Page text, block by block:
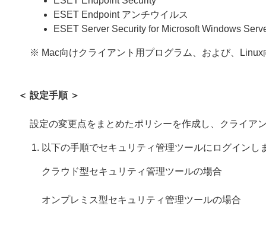
ESET Endpoint アンチウイルス
ESET Server Security for Microsoft Windows
※ Mac向けクライアント用プログラム、および、
＜ 設定手順 ＞
設定の変更点をまとめたポリシーを作成し、クライア
以下の手順でセキュリティ管理ツールにログインし
クラウド型セキュリティ管理ツールの場合
オンプレミス型セキュリティ管理ツールの場合